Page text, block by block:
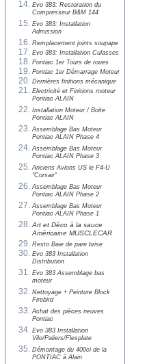
Evo 383: Restoration du
Compresseur B&M 144
Evo 383: Installation
Admission
Remplacement joints soupape
Evo 383: Installation Culasses
Pontiac 1er Tours de roues
Pontiac 1er Démarrage Moteur
Dernières finitions mécanique
Electricité et Finitions moteur
Pontiac ALAIN
Installation Moteur / Boite
Pontiac ALAIN
Assemblage Bas Moteur
Pontiac ALAIN Phase 4
Assemblage Bas Moteur
Pontiac ALAIN Phase 3
Anciens Avions US le F4-U
"Corsair"
Assemblage Bas Moteur
Pontiac ALAIN Phase 2
Assemblage Bas Moteur
Pontiac ALAIN Phase 1
Art et Déco à la sauce
Américaine MUSCLECAR
Resto Baie de pare brise
Evo 383 Installation
Distribution
Evo 383 Assemblage bas
moteur
Nettoyage + Peinture Block
Firebird
Achat des pièces neuves
Pontiac
Evo 383 Installation
Vilo/Paliers/Flesplate
Démontage du 400ci de la
PONTIAC à Alain